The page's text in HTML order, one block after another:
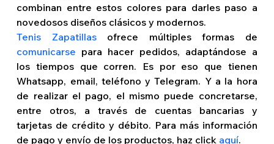
combinan entre estos colores para darles paso a
novedosos diseños clásicos y modernos.
Tenis Zapatillas
comunicarse para hacer pedidos, adaptándose a
los tiempos que corren. Es por eso que tienen
Whatsapp, email, teléfono y Telegram. Y a la hora
de realizar el pago, el mismo puede concretarse,
entre otros, a través de cuentas bancarias y
tarjetas de crédito y débito. Para más información
de pago y envío de los productos, haz click aquí.